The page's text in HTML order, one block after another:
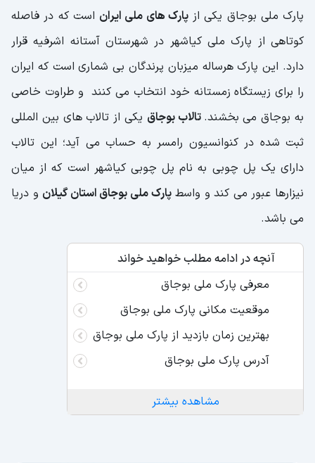
پارک ملی بوجاق یکی ازپارک های ملی ایران است که در فاصله
کوتاهی از پارک ملی کیاشهر در شهرستان آستانه اشرفیه قرار
دارد. این پارک هرساله میزبان پرندگان بی شماری است که ایران
را برای زیستگاه زمستانه خود انتخاب می کنند و طراوت خاصی
به بوجاق می بخشند. تالاب بوجاق یکی از تالاب های بین المللی
ثبت شده در کنوانسیون رامسر به حساب می آید؛ این تالاب
دارای یک پل چوبی به نام پل چوبی کیاشهر است که از میان
نیزارها عبور می کند و واسطپارک ملی بوجاق استان گیلان و دریا
می باشد.
آنچه در ادامه مطلب خواهید خواند
معرفی پارک ملی بوجاق
موقعیت مکانی پارک ملی بوجاق
بهترین زمان بازدید از پارک ملی بوجاق
آدرس پارک ملی بوجاق
مشاهده بیشتر